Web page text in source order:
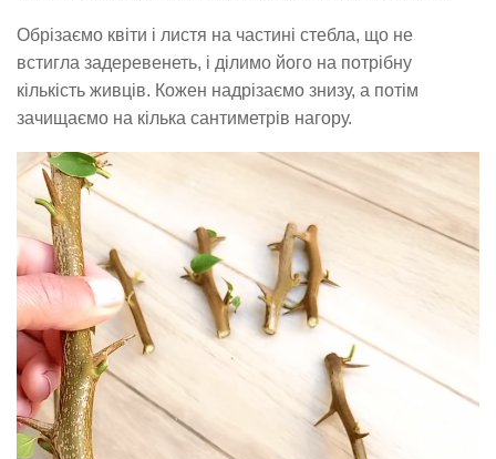
Обрізаємо квіти і листя на частині стебла, що не
встигла задеревенеть, і ділимо його на потрібну
кількість живців. Кожен надрізаємо знизу, а потім
зачищаємо на кілька сантиметрів нагору.